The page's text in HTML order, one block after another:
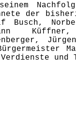
der
Busch,
und